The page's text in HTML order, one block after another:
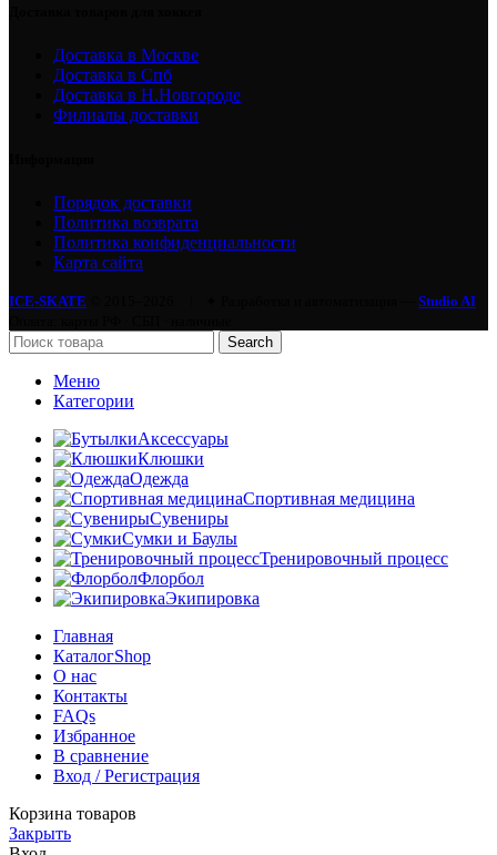
Доставка в Москве
Доставка в Спб
Доставка в Н.Новгороде
Филиалы доставки
Порядок доставки
Политика возврата
Политика конфиденциальности
Карта сайта
ICE-SKATE
Studio AI
Search
Меню
Категории
Аксессуары
Клюшки
Одежда
Спортивная медицина
Сувениры
Сумки и Баулы
Тренировочный процесс
Флорбол
Экипировка
Главная
КаталогShop
О нас
Контакты
FAQs
Избранное
В сравнение
Вход / Регистрация
Корзина товаров
Закрыть